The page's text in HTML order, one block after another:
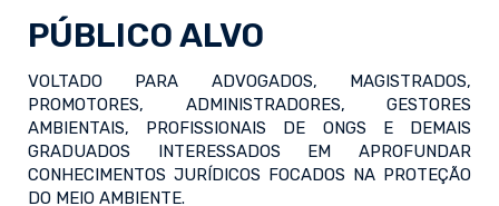
PÚBLICO ALVO
VOLTADO PARA ADVOGADOS, MAGISTRADOS,
PROMOTORES, ADMINISTRADORES, GESTORES
AMBIENTAIS, PROFISSIONAIS DE ONGS E DEMAIS
GRADUADOS INTERESSADOS EM APROFUNDAR
CONHECIMENTOS JURÍDICOS FOCADOS NA PROTEÇÃO
DO MEIO AMBIENTE.